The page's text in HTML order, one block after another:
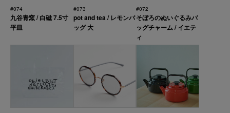
#074
九谷青窯 / 白磁 7.5寸
平皿
#073
pot and tea / レモンバ
ッグ 大
#072
そぼろのぬいぐるみバ
ッグチャーム / イエテ
ィ